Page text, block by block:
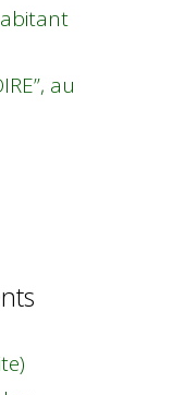
au